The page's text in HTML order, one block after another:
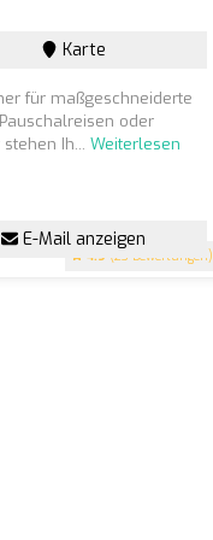
4.9 (23 Bewertungen)
Karte
für maßgeschneiderte
oder
stehen Ih...Weiterlesen
E-Mail anzeigen